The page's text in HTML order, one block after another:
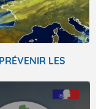
LES